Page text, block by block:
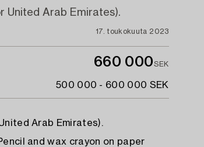
United Arab Emirates).
17. toukokuuta 2023
660 000SEK
500 000 - 600 000 SEK
Arab Emirates).
and wax crayon on paper